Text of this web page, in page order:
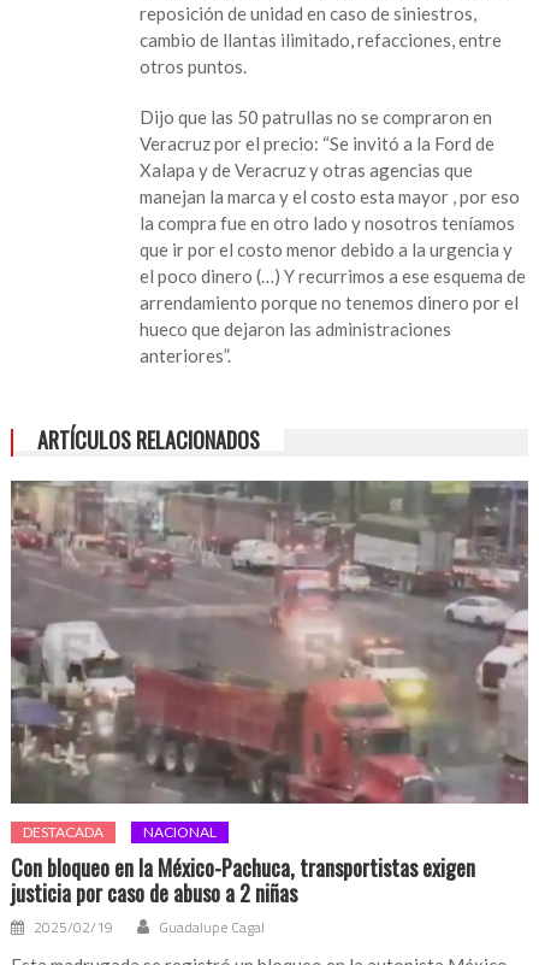
reposición de unidad en caso de siniestros,
cambio de llantas ilimitado, refacciones, entre
otros puntos.
Dijo que las 50 patrullas no se compraron en
Veracruz por el precio: “Se invitó a la Ford de
Xalapa y de Veracruz y otras agencias que
manejan la marca y el costo esta mayor , por eso
la compra fue en otro lado y nosotros teníamos
que ir por el costo menor debido a la urgencia y
el poco dinero (…) Y recurrimos a ese esquema de
arrendamiento porque no tenemos dinero por el
hueco que dejaron las administraciones
anteriores”.
ARTÍCULOS RELACIONADOS
DESTACADA NACIONAL
Con bloqueo en la México-Pachuca, transportistas exigen
justicia por caso de abuso a 2 niñas
2025/02/19 Guadalupe Cagal